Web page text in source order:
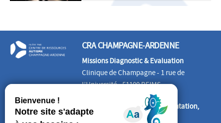
CRA CHAMPAGNE-ARDENNE
Missions Diagnostic & Evaluation
Clinique de Champagne - 1 rue de
l’Université - 51100 REIMS
Missions Information, Documentation,
Formation, Etudes